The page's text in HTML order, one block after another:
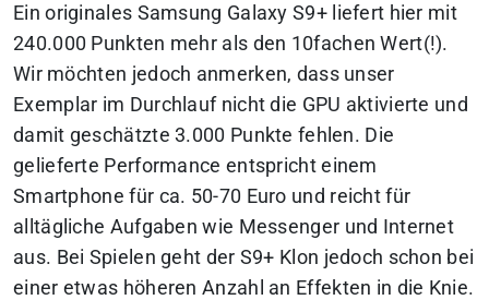
Ein originales Samsung Galaxy S9+ liefert hier mit
240.000 Punkten mehr als den 10fachen Wert(!).
Wir möchten jedoch anmerken, dass unser
Exemplar im Durchlauf nicht die GPU aktivierte und
damit geschätzte 3.000 Punkte fehlen. Die
gelieferte Performance entspricht einem
Smartphone für ca. 50-70 Euro und reicht für
alltägliche Aufgaben wie Messenger und Internet
aus. Bei Spielen geht der S9+ Klon jedoch schon bei
einer etwas höheren Anzahl an Effekten in die Knie.